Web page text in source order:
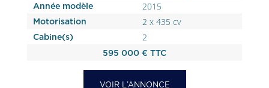
Année modèle 2015
Motorisation 2 x 435 cv
Cabine(s) 2
595 000 € TTC
VOIR L’ANNONCE